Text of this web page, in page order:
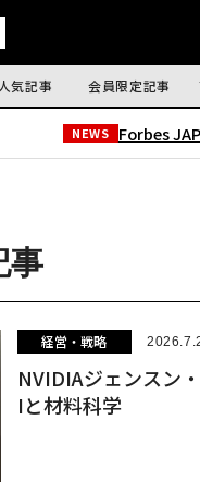
人気記事 会員限定記事
NEWS Forbes
事
経営・戦略
NVIDIAジェンスン
Iと材料科学